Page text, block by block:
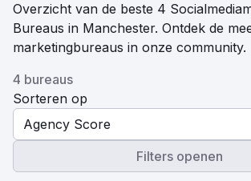
Overzicht van de beste 4
Bureaus in Manchester. Ontdek de
marketingbureaus in onze community.
4 bureaus
Sorteren op
Agency Score
Filters openen